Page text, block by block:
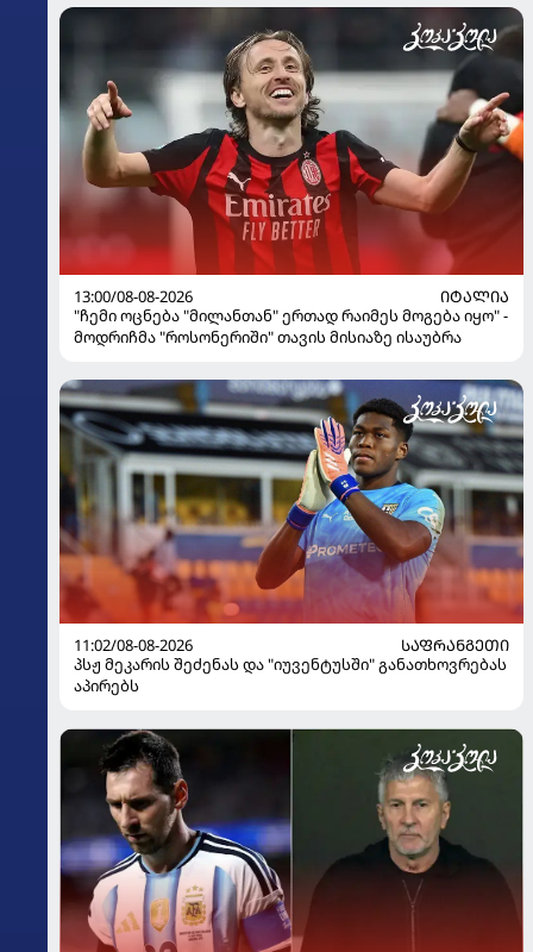
13:00/08-08-2026
ᲘᲢᲐᲚᲘᲐ
"ჩემი ოცნება "მილანთან" ერთად რაიმეს მოგება იყო" -
მოდრიჩმა "როსონერიში" თავის მისიაზე ისაუბრა
11:02/08-08-2026
ᲡᲐᲤᲠᲐᲜᲒᲔᲗᲘ
პსჟ მეკარის შეძენას და "იუვენტუსში" განათხოვრებას
აპირებს